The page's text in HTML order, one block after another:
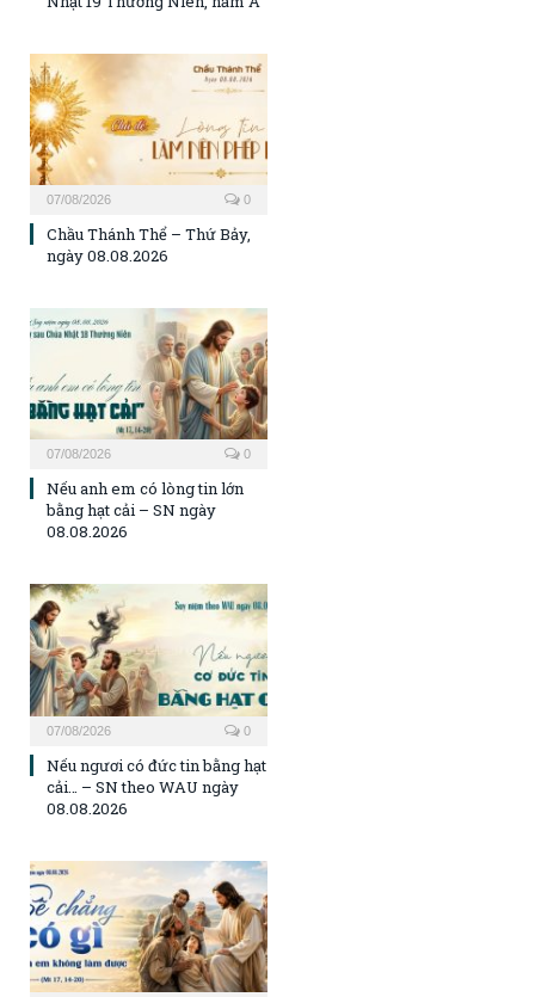
07/08/2026 0
Chầu Thánh Thể – Thứ Bảy,
ngày 08.08.2026
07/08/2026 0
Nếu anh em có lòng tin lớn
bằng hạt cải – SN ngày
08.08.2026
07/08/2026 0
Nếu ngươi có đức tin bằng hạt
cải… – SN theo WAU ngày
08.08.2026